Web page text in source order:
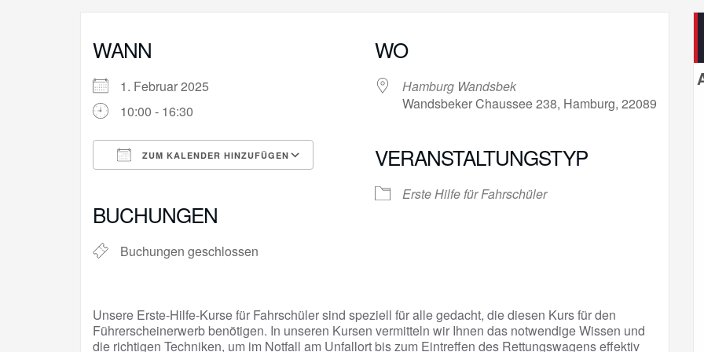
WANN
1. Februar 2025
10:00 - 16:30
ZUM KALENDER HINZUFÜGEN
Google Kalender
BUCHUNGEN
Buchungen geschlossen
WO
Hamburg Wandsbek
Wandsbeker Chaussee 238, Hamburg, 22089
VERANSTALTUNGSTYP
Erste Hilfe für Fahrschüler
Unsere Erste-Hilfe-Kurse für Fahrschüler sind speziell für alle gedacht, die diesen Kurs für den
Führerscheinerwerb benötigen. In unseren Kursen vermitteln wir Ihnen das notwendige Wissen und
die richtigen Techniken, um im Notfall am Unfallort bis zum Eintreffen des Rettungswagens effektiv